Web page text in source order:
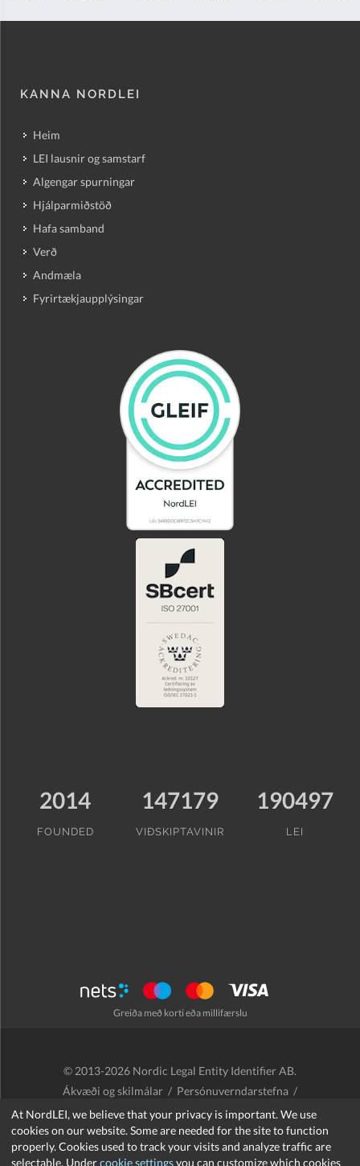
At NordLEI, we believe that your privacy is important. We use
cookies on our website. Some are needed for the site to function
properly. Cookies used to track your visits and analyze traffic are
selectable. Undercookie settingsyou can customize which cookies
KANNA NORDLEI
Heim
LEI lausnir og samstarf
Algengar spurningar
Hjálparmiðstöð
Hafa samband
Verð
Andmæla
Fyrirtækjaupplýsingar
2014
FOUNDED
147179
VIÐSKIPTAVINIR
190497
LEI
Greiða með korti eða millifærslu
© 2013-2026 Nordic Legal Entity Identifier AB.
Ákvæði og skilmálar / Persónuverndarstefna /
Endurgreiðslustefna / Cookies